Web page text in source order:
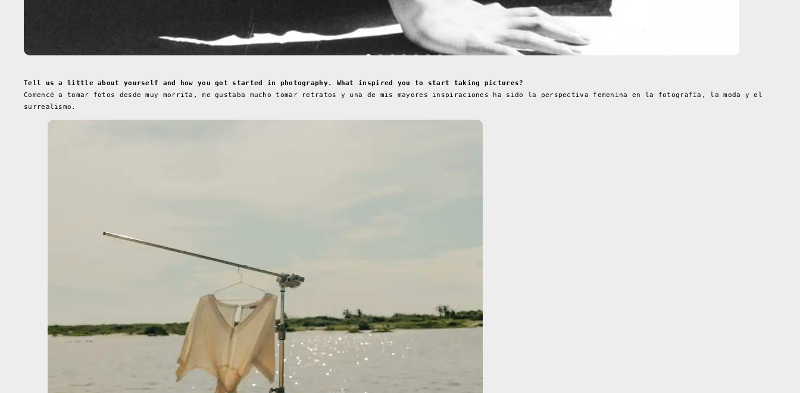
Tell us a little about yourself and how you got started in photography. What inspired you to start taking pictures?
Comencé a tomar fotos desde muy morrita, me gustaba mucho tomar retratos y una de mis mayores inspiraciones ha sido la perspectiva femenina en la fotografía, la moda y el
surrealismo.